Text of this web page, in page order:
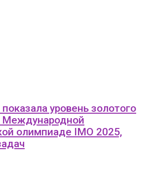
уровень золотого
Международной
олимпиаде IMO 2025,